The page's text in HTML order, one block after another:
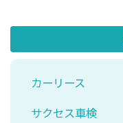
カーリース
サクセス車検